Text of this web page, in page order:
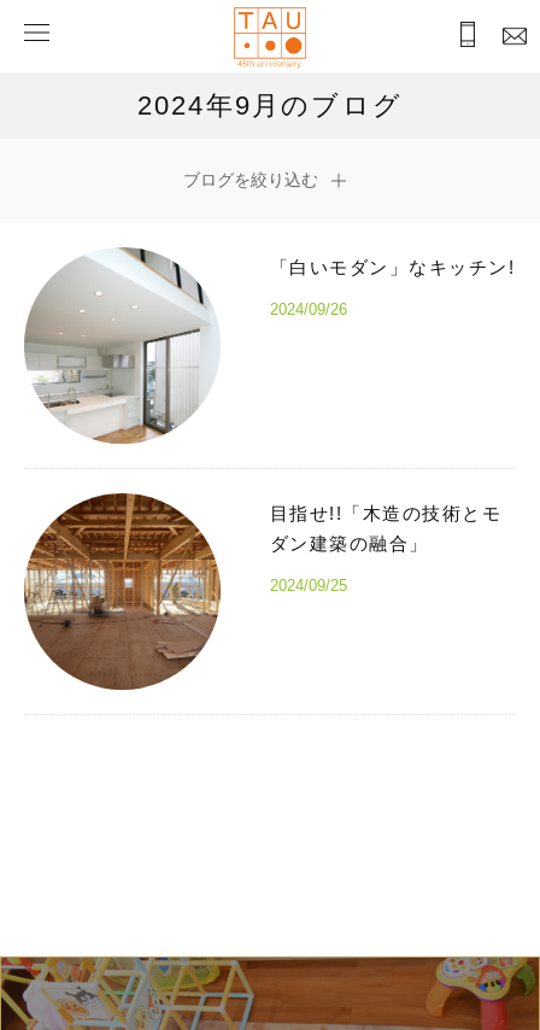
2024年9月のブログ
ブログを絞り込む
「白いモダン」なキッチン!
2024/09/26
目指せ!!「木造の技術とモ
ダン建築の融合」
2024/09/25